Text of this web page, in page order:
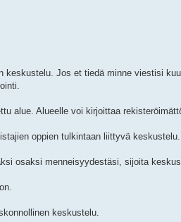
keskustelu. Jos et tiedä minne viestisi
alue. Alueelle voi kirjoittaa
oppien tulkintaan liittyvä keskustelu.
osaksi menneisyydestäsi, sijoita
keskustelu.